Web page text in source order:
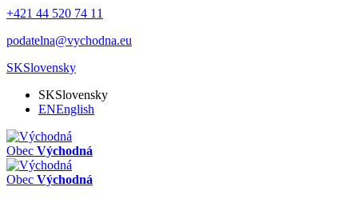
+421 44 520 74 11
podatelna@vychodna.eu
SKSlovensky
SKSlovensky
ENEnglish
Obec Východná
Obec Východná